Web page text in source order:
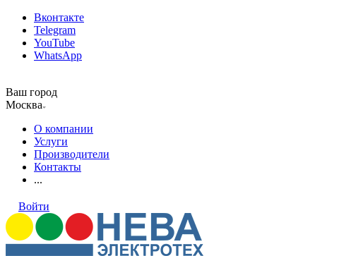
Вконтакте
Telegram
YouTube
WhatsApp
Ваш город
Москва
О компании
Услуги
Производители
Контакты
...
Войти